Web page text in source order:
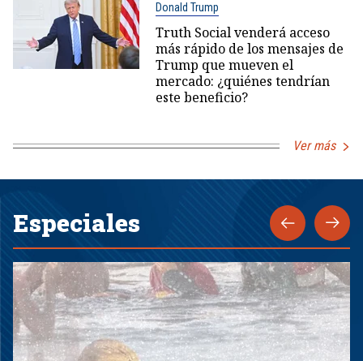
Donald Trump
Truth Social venderá acceso
más rápido de los mensajes de
Trump que mueven el
mercado: ¿quiénes tendrían
este beneficio?
Ver más
Especiales